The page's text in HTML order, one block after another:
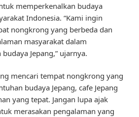
memperkenalkan budaya
Indonesia. “Kami ingin
nongkrong yang berbeda dan
masyarakat dalam
Jepang,” ujarnya.
mencari tempat nongkrong yang
budaya Jepang, cafe Jepang
yang tepat. Jangan lupa ajak
merasakan pengalaman yang